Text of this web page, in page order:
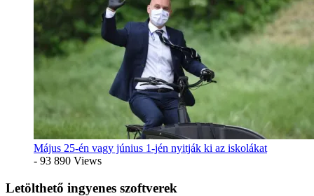
Május 25-én vagy június 1-jén nyitják ki az iskolákat
- 93 890 Views
Letölthető ingyenes szoftverek